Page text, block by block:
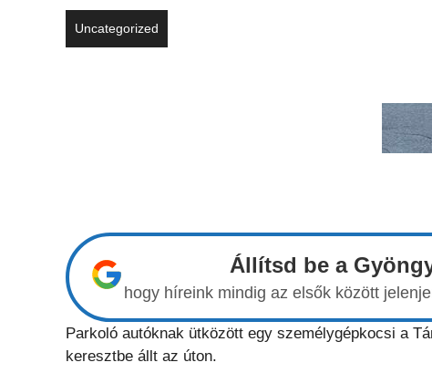
Uncategorized
Állítsd be a
hogy híreink mindig az elsők között
Parkoló autóknak ütközött egy személygépkocsi a
keresztbe állt az úton.